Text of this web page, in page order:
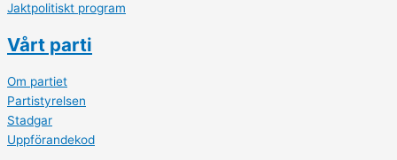
Jaktpolitiskt program
Vårt parti
Om partiet
Partistyrelsen
Stadgar
Uppförandekod